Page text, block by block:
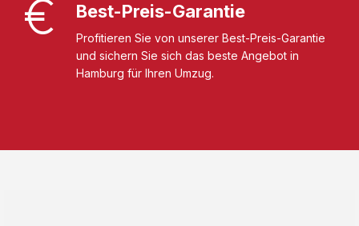
Best-Preis-Garantie
Profitieren Sie von unserer Best-Preis-Garantie
und sichern Sie sich das beste Angebot in
Hamburg für Ihren Umzug.